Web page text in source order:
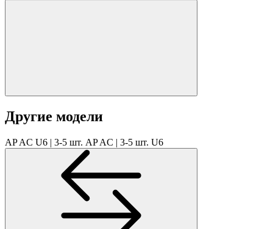
Другие модели
AP AC U6 | 3-5 шт. AP AC | 3-5 шт. U6